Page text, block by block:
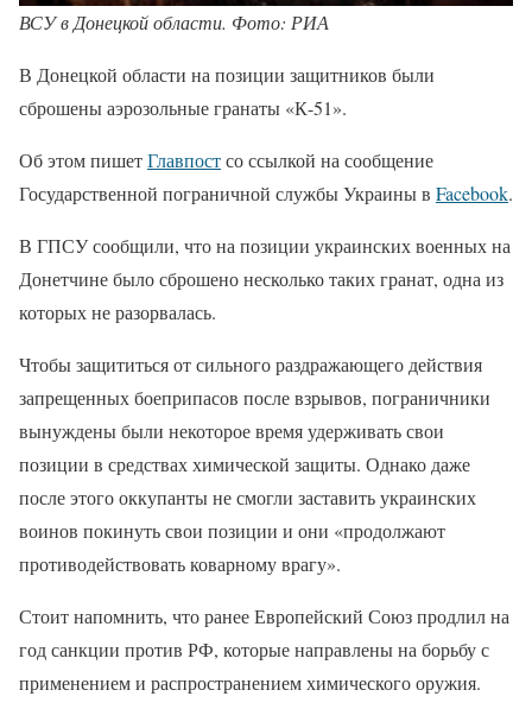
ВСУ в Донецкой области. Фото: РИА
В Донецкой области на позиции защитников были
сброшены аэрозольные гранаты «К-51».
Об этом пишетГлавпостсо ссылкой на сообщение
Государственной пограничной службы Украины в Facebook.
В ГПСУ сообщили, что на позиции украинских военных на
Донетчине было сброшено несколько таких гранат, одна из
которых не разорвалась.
Чтобы защититься от сильного раздражающего действия
запрещенных боеприпасов после взрывов, пограничники
вынуждены были некоторое время удерживать свои
позиции в средствах химической защиты. Однако даже
после этого оккупанты не смогли заставить украинских
воинов покинуть свои позиции и они «продолжают
противодействовать коварному врагу».
Стоит напомнить, что ранее Европейский Союз продлил на
год санкции против РФ, которые направлены на борьбу с
применением и распространением химического оружия.